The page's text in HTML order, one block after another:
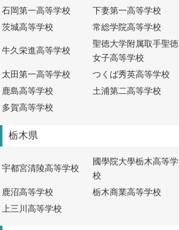
石岡第一高等学校
下妻第一高等学校
茨城高等学校
常総学院高等学校
牛久栄進高等学校
聖徳大学附属取手聖徳
女子高等学校
太田第一高等学校 つくば秀英高等学校
鹿島高等学校
土浦第二高等学校
多賀高等学校
栃木県
宇都宮清陵高等学校
國學院大學栃木高等学
校
鹿沼高等学校 栃木商業高等学校
上三川高等学校